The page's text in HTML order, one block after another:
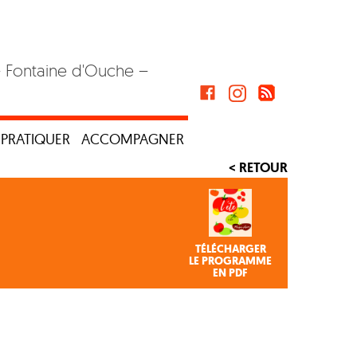
d'Ouche –
PRATIQUER ACCOMPAGNER
< RETOUR
TÉLÉCHARGER
LE PROGRAMME
EN PDF